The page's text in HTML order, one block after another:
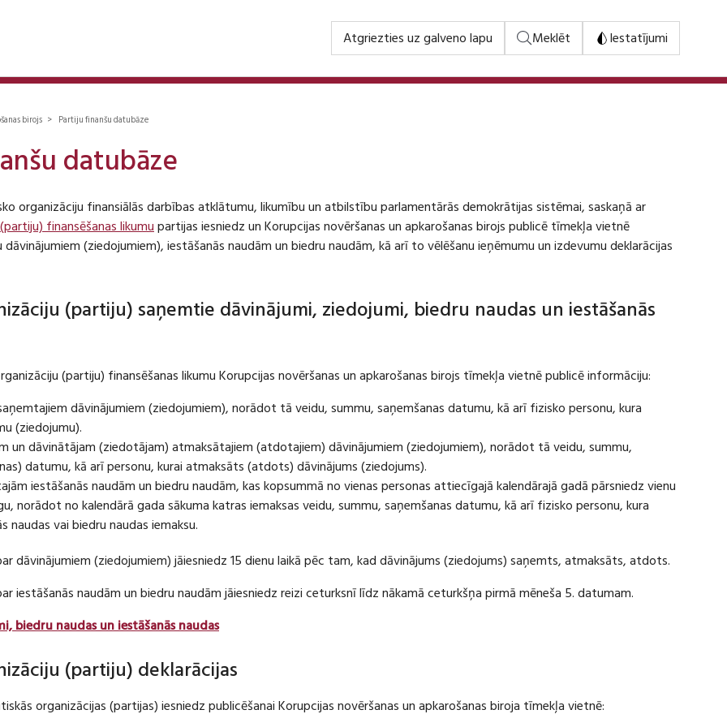
Atgriezties uz galveno lapu Meklēt Iestatījumi
birojs > Partiju finanšu datubāze
datubāze
organizāciju finansiālās darbības atklātumu, likumību un atbilstību parlamentārās demokrātijas sistēmai, saskaņā ar
finansēšanas likumupartijas iesniedz un Korupcijas novēršanas un apkarošanas birojs publicē tīmekļa vietnē
(ziedojumiem), iestāšanās naudām un biedru naudām, kā arī to vēlēšanu ieņēmumu un izdevumu deklarācijas
(partiju) saņemtie dāvinājumi, ziedojumi, biedru naudas un iestāšanās
(partiju) finansēšanas likumu Korupcijas novēršanas un apkarošanas birojs tīmekļa vietnē publicē informāciju:
dāvinājumiem (ziedojumiem), norādot tā veidu, summu, saņemšanas datumu, kā arī fizisko personu, kura
(ziedojumu).
un dāvinātājam (ziedotājam) atmaksātajiem (atdotajiem) dāvinājumiem (ziedojumiem), norādot tā veidu, summu,
datumu, kā arī personu, kurai atmaksāts (atdots) dāvinājums (ziedojums).
iestāšanās naudām un biedru naudām, kas kopsummā no vienas personas attiecīgajā kalendārajā gadā pārsniedz vienu
norādot no kalendārā gada sākuma katras iemaksas veidu, summu, saņemšanas datumu, kā arī fizisko personu, kura
naudas vai biedru naudas iemaksu.
dāvinājumiem (ziedojumiem) jāiesniedz 15 dienu laikā pēc tam, kad dāvinājums (ziedojums) saņemts, atmaksāts, atdots.
iestāšanās naudām un biedru naudām jāiesniedz reizi ceturksnī līdz nākamā ceturkšņa pirmā mēneša 5. datumam.
biedru naudas un iestāšanās naudas
(partiju) deklarācijas
organizācijas (partijas) iesniedz publicēšanai Korupcijas novēršanas un apkarošanas biroja tīmekļa vietnē: